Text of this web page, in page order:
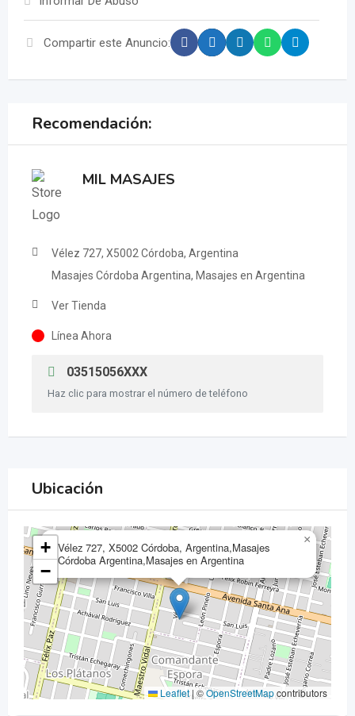
Compartir este Anuncio:
Recomendación:
MIL MASAJES
Vélez 727, X5002 Córdoba, Argentina
Masajes Córdoba Argentina, Masajes en Argentina
Ver Tienda
Línea Ahora
03515056XXX
Haz clic para mostrar el número de teléfono
Ubicación
Vélez 727, X5002 Córdoba, Argentina,Masajes
Córdoba Argentina,Masajes en Argentina
×
+
−
Leaflet|©OpenStreetMapcontributors